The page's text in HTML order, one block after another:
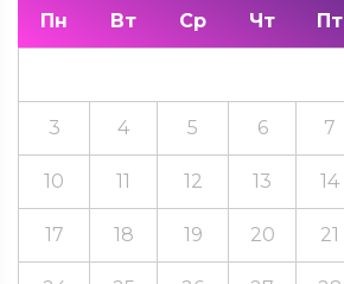
Пн Вт Ср Чт Пт
3 4 5 6 7
10 11 12 13 14
17 18 19 20 21